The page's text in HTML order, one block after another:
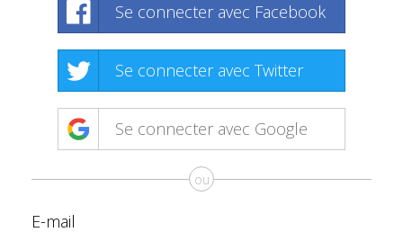
Se connecter avec Facebook
Se connecter avec Twitter
Se connecter avec Google
ou
E-mail